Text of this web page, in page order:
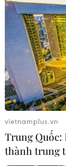
13/09/2023 13:29
Vụ cháy đặc
mini ở phố
18h40 ngày
56 người tử
vietnamplus.vn
Trung
thành trung